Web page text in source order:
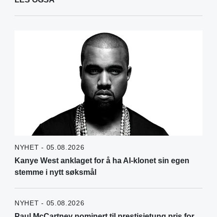
NYHET - 05.08.2026
Kanye West anklaget for å ha AI-klonet sin egen
stemme i nytt søksmål
NYHET - 05.08.2026